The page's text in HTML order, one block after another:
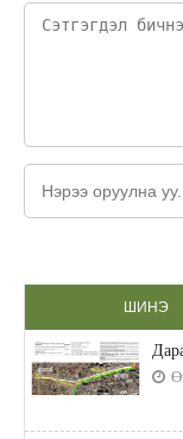
ШИНЭ